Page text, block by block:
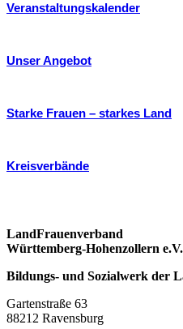
Veranstaltungskalender
Unser Angebot
Starke Frauen – starkes Land
Kreisverbände
LandFrauenverband
Württemberg-Hohenzollern e.V.
Bildungs- und Sozialwerk der
Gartenstraße 63
88212 Ravensburg